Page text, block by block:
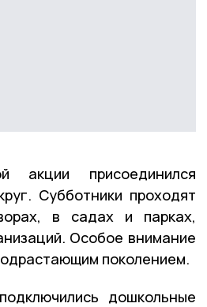
акции присоединился
Субботники проходят
в садах и парках,
Особое внимание
поколением.
дошкольные